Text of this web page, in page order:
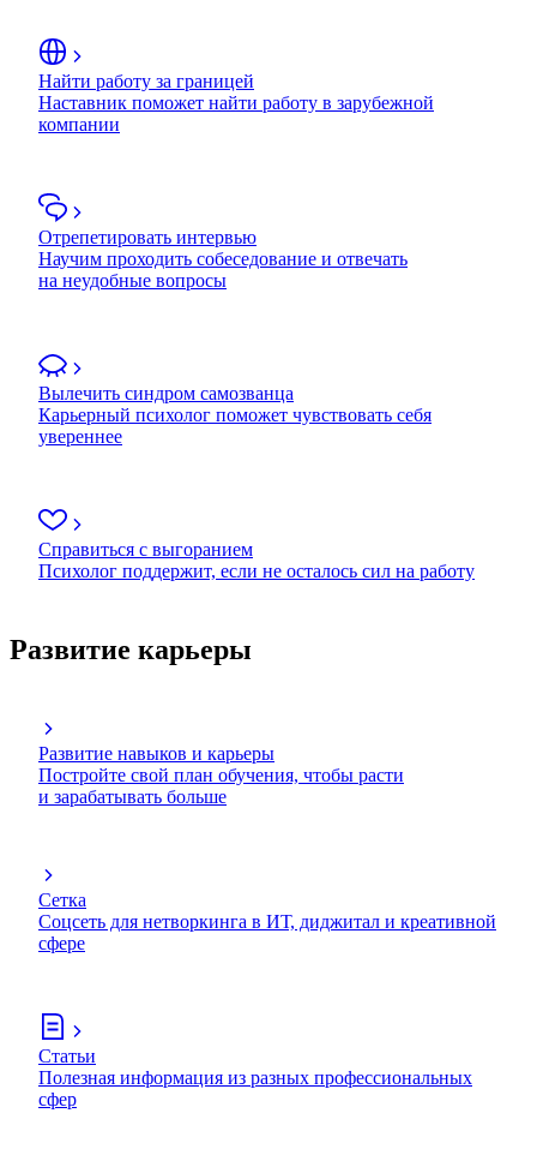
Найти работу за границей
Наставник поможет найти работу в зарубежной
компании
Отрепетировать интервью
Научим проходить собеседование и отвечать
на неудобные вопросы
Вылечить синдром самозванца
Карьерный психолог поможет чувствовать себя
увереннее
Справиться с выгоранием
Психолог поддержит, если не осталось сил на работу
Развитие карьеры
Развитие навыков и карьеры
Постройте свой план обучения, чтобы расти
и зарабатывать больше
Сетка
Соцсеть для нетворкинга в ИТ, диджитал и креативной
сфере
Статьи
Полезная информация из разных профессиональных
сфер